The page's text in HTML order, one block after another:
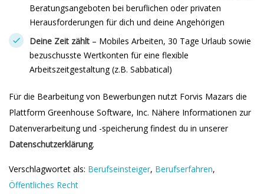
Beratungsangeboten bei beruflichen oder privaten
Herausforderungen für dich und deine Angehörigen
Deine Zeit zählt – Mobiles Arbeiten, 30 Tage Urlaub sowie
bezuschusste Wertkonten für eine flexible
Arbeitszeitgestaltung (z.B. Sabbatical)
Für die Bearbeitung von Bewerbungen nutzt Forvis Mazars die
Plattform Greenhouse Software, Inc. Nähere Informationen zur
Datenverarbeitung und -speicherung findest du in unserer
Datenschutzerklärung.
Verschlagwortet als: Berufseinsteiger, Berufserfahren,
Öffentliches Recht